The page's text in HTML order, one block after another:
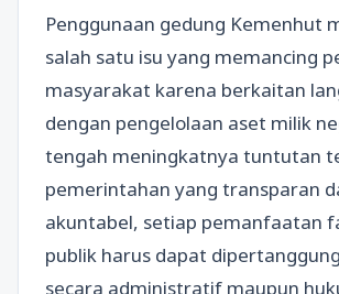
Penggunaan gedung Kemenhut
salah satu isu yang memancing
masyarakat karena berkaitan
dengan pengelolaan aset milik
tengah meningkatnya tuntutan
pemerintahan yang transparan
akuntabel, setiap pemanfaatan
publik harus dapat
secara administratif maupun